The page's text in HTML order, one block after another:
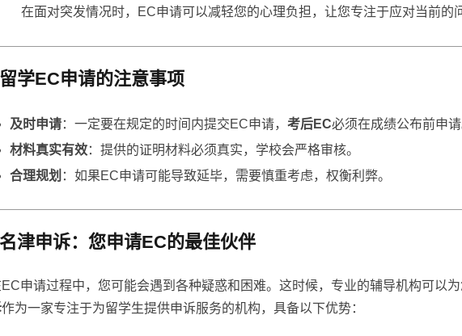
在面对突发情况时，EC申请可以减轻您的心理负担，让您专注于应对当前的
留学EC申请的注意事项
及时申请：一定要在规定的时间内提交EC申请， 考后EC必须在成绩公布前申请
材料真实有效：提供的证明材料必须真实，学校会严格审核。
合理规划 ：如果EC申请可能导致延毕，需要慎重考虑，权衡利弊。
名津申诉：您申请EC的最佳伙伴
申请过程中，您可能会遇到各种疑惑和困难。这时候，专业的辅导机构可以
作为一家专注于为留学生提供申诉服务的机构，具备以下优势：